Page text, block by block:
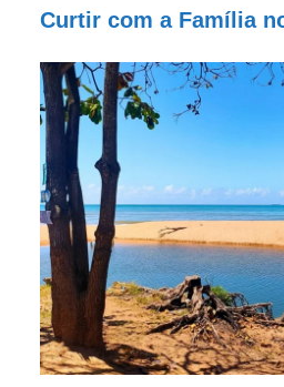
Curtir com a Família